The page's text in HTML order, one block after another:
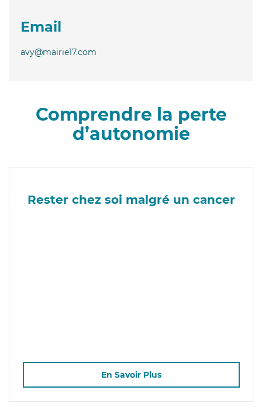
Email
avy@mairie17.com
Comprendre la perte
d’autonomie
Rester chez soi malgré un cancer
En Savoir Plus